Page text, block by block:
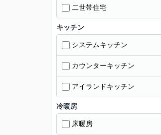
二世帯住宅
キッチン
システムキッチン
カウンターキッチン
アイランドキッチン
冷暖房
床暖房